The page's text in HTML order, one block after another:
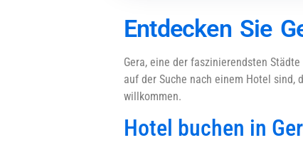
Entdecken Sie
Gera, eine der faszinierendsten
auf der Suche nach einem Hotel sind,
willkommen.
Hotel buchen in